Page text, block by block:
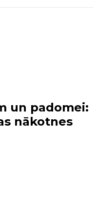
un padomei:
nākotnes